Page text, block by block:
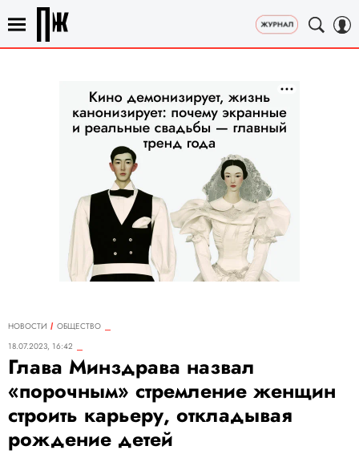
НОВОСТИ
ОБЩЕСТВО
18.07.2023, 16:42
Глава Минздрава назвал
«порочным» стремление женщин
строить карьеру, откладывая
рождение детей